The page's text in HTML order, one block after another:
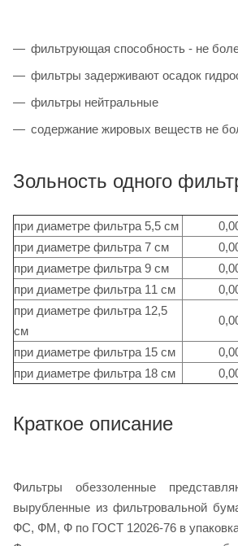
фильтрующая способность - не
фильтры задерживают осадок
фильтры нейтральные
содержание жировых веществ не
Зольность одного
при диаметре фильтра 5,5 см
при диаметре фильтра 7 см
при диаметре фильтра 9 см
при диаметре фильтра 11 см
при диаметре фильтра 12,5
см
при диаметре фильтра 15 см
при диаметре фильтра 18 см
Краткое описание
Фильтры обеззоленные
вырубленные из фильтровальной
ФС, ФМ, Ф по ГОСТ 12026-76 в